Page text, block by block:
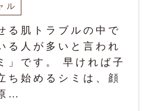
ル
る肌トラブルの中で
る人が多いと言われ
」です。 早ければ子
ち始めるシミは、顔
…